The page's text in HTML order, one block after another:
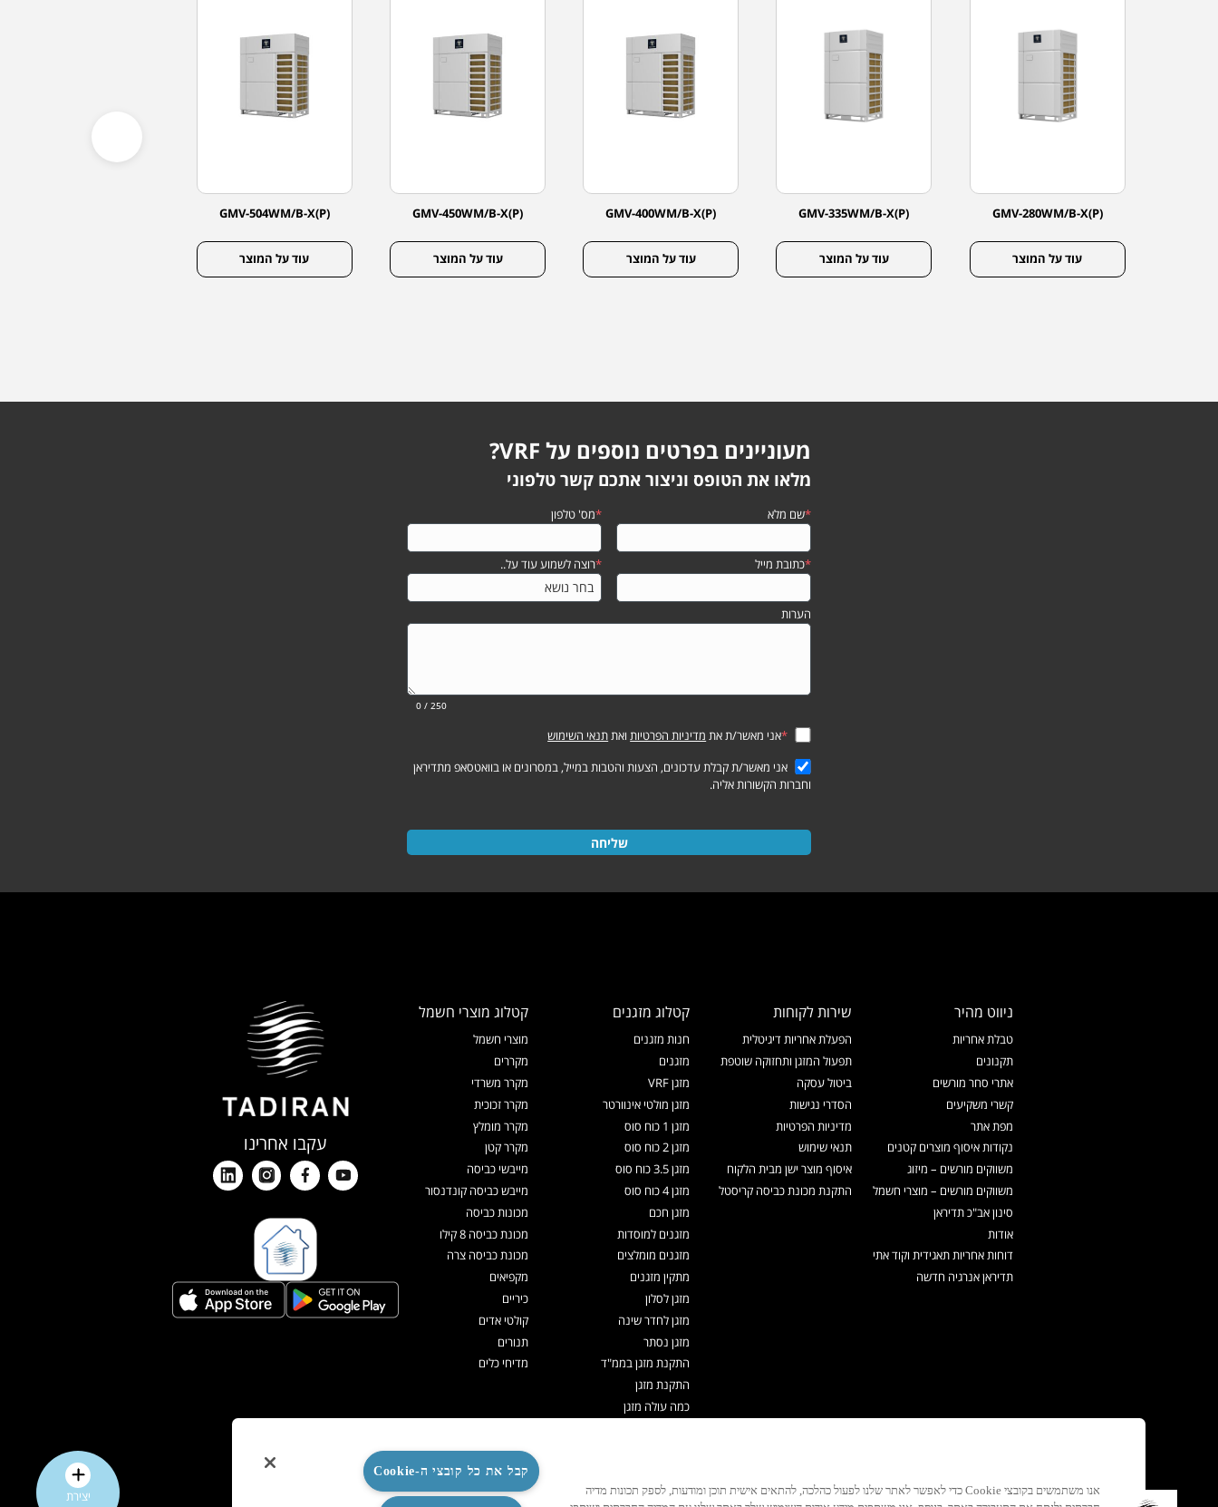
GMV-280WM/B-X(P)
עוד על המוצר
GMV-335WM/B-X(P)
עוד על המוצר
GMV-400WM/B-X(P)
עוד על המוצר
GMV-450WM/B-X(P)
עוד על המוצר
GMV-504WM/B-X(P)
עוד על המוצר
מעוניינים בפרטים נוספים על VRF?
מלאו את הטופס וניצור אתכם קשר טלפוני
*שם מלא *מס' טלפון
*כתובת מייל *רוצה לשמוע עוד על..
הערות
0 / 250
*אני מאשר/ת את מדיניות הפרטיות ואתתנאי השימוש
אני מאשר/ת קבלת עדכונים, הצעות והטבות במייל, במסרונים או בוואטסאפ מתדיראן
וחברות הקשורות אליה.
שליחה
ניווט מהיר
טבלת אחריות
תקנונים
אתרי סחר מורשים
קשרי משקיעים
מפת אתר
נקודות איסוף מוצרים קטנים
משווקים מורשים – מיזוג
משווקים מורשים – מוצרי חשמל
סינון אב"כ תדיראן
אודות
דוחות אחריות תאגידית וקוד אתי
תדיראן אנרגיה חדשה
שירות לקוחות
הפעלת אחריות דיגיטלית
תפעול המזגן ותחזוקה שוטפת
ביטול עסקה
הסדרי נגישות
מדיניות הפרטיות
תנאי שימוש
איסוף מוצר ישן מבית הלקוח
התקנת מכונת כביסה קריסטל
קטלוג מזגנים
חנות מזגנים
מזגנים
מזגן VRF
מזגן מולטי אינוורטר
מזגן 1 כוח סוס
מזגן 2 כוח סוס
מזגן 3.5 כוח סוס
מזגן 4 כוח סוס
מזגן חכם
מזגנים למוסדות
מזגנים מומלצים
מתקין מזגנים
מזגן לסלון
מזגן לחדר שינה
מזגן נסתר
התקנת מזגן בממ"ד
התקנת מזגן
כמה עולה מזגן
מערכות VRF
קטלוג מוצרי חשמל
מוצרי חשמל
מקררים
מקרר משרדי
מקרר זכוכית
מקרר מומלץ
מקרר קטן
מייבשי כביסה
מייבש כביסה קונדנסור
מכונות כביסה
מכונת כביסה 8 קילו
מכונת כביסה צרה
מקפיאים
כיריים
קולטי אדים
תנורים
מדיחי כלים
עקבו אחרינו
יצירת
אנו משתמשים בקובצי Cookie כדי לאפשר לאתר שלנו לפעול כהלכה, להתאים אישית תוכן ומודעות, לספק תכונות מדיה
קבל את כל קובצי ה-Cookie